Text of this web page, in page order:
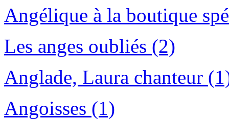
Angélique à la boutique
Les anges oubliés (2)
Anglade, Laura chanteur
Angoisses (1)